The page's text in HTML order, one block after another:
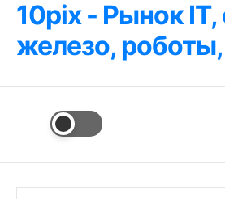
Перейти
содержимому
10pix - Рынок IT,
железо,